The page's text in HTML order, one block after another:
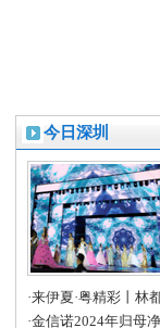
今日深圳
·来伊夏·粤精彩丨林
·金信诺2024年归母